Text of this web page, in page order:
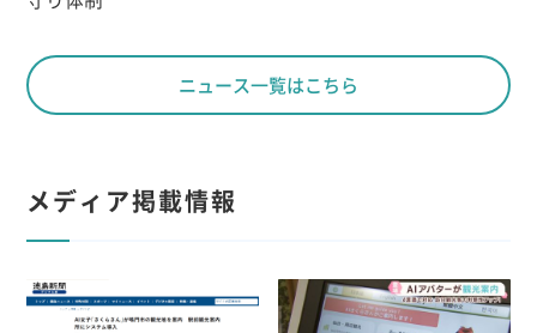
ニュース一覧はこちら
メディア掲載情報